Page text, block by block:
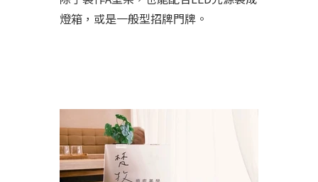
燈箱，或是一般型招牌門牌。